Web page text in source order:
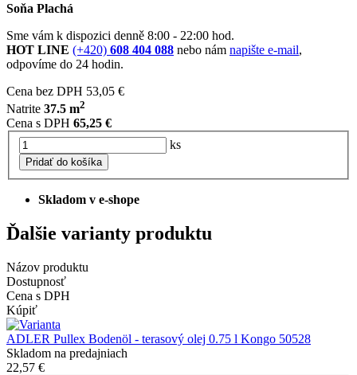
Soňa Plachá
Sme vám k dispozici denně 8:00 - 22:00 hod.
HOT LINE (+420) 608 404 088 nebo nám napište e-mail,
odpovíme do 24 hodin.
Cena bez DPH 53,05 €
Natrite 37.5 m2
Cena s DPH 65,25 €
ks
Pridať do košíka
Skladom v e-shope
Ďalšie varianty produktu
Názov produktu
Dostupnosť
Cena s DPH
Kúpiť
ADLER Pullex Bodenöl - terasový olej 0.75 l Kongo 50528
Skladom na predajniach
22,57 €